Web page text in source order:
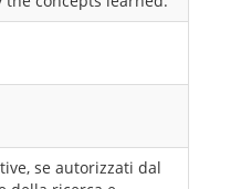
se autorizzati dal